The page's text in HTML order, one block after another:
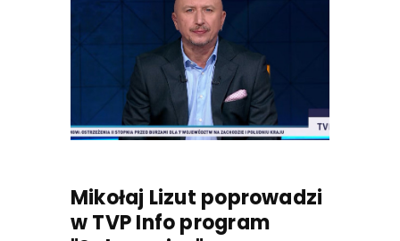
Mikołaj Lizut poprowadzi
w TVP Info program